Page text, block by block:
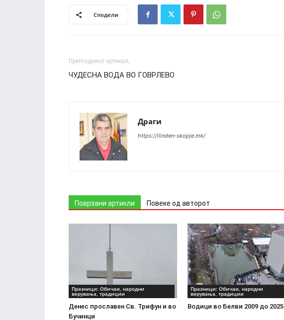
Сподели
Претходниот артикал,
ЧУДЕСНА ВОДА ВО ГОВРЛЕВО
Драги
https://ilinden-skopje.mk/
Поврзани артикли Повеке од авторот
Празници: Обичаи, народни
верувања, традиции
Денес прославен Св. Трифун и во
Бучинци
Празници: Обичаи, народни
верувања, традиции
Водици во Белви 2009 до 2025